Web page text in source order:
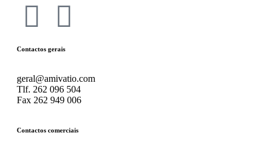
Contactos gerais
geral@amivatio.com
Tlf. 262 096 504
Fax 262 949 006
Contactos comerciais